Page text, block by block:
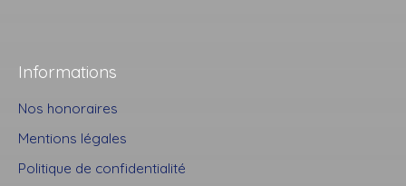
Informations
Nos honoraires
Mentions légales
Politique de confidentialité